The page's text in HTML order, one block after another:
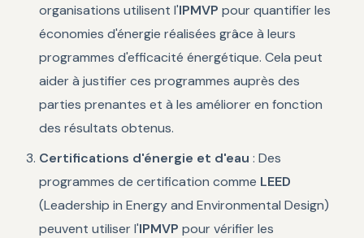
organisations utilisent l'IPMVP pour quantifier les
économies d'énergie réalisées grâce à leurs
programmes d'efficacité énergétique. Cela peut
aider à justifier ces programmes auprès des
parties prenantes et à les améliorer en fonction
des résultats obtenus.
Certifications d'énergie et d'eau : Des
programmes de certification comme LEED
(Leadership in Energy and Environmental Design)
peuvent utiliser l'IPMVP pour vérifier les